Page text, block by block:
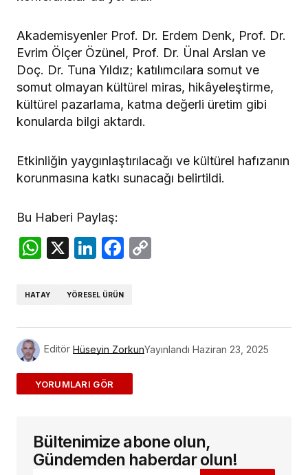
Akademisyenler Prof. Dr. Erdem Denk, Prof. Dr.
Evrim Ölçer Özünel, Prof. Dr. Ünal Arslan ve
Doç. Dr. Tuna Yıldız; katılımcılara somut ve
somut olmayan kültürel miras, hikâyeleştirme,
kültürel pazarlama, katma değerli üretim gibi
konularda bilgi aktardı.
Etkinliğin yaygınlaştırılacağı ve kültürel hafızanın
korunmasına katkı sunacağı belirtildi.
Bu Haberi Paylaş:
WhatsApp
X LinkedIn
Facebook
HATAY YÖRESEL ÜRÜN
Editör Hüseyin ZorkunYayınlandı Haziran 23, 2025
ADD A COMMENT
E-posta adresiniz yayınlanmayacak.
alanlar*ile işaretlenmişlerdir
Bültenimize abone olun,
Gündemden haberdar olun!